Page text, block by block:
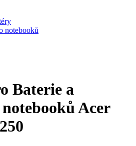
notebooků
Baterie a
Acer